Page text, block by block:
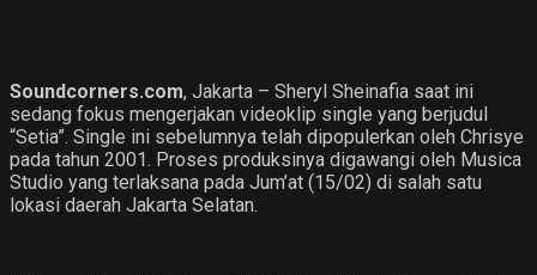
Soundcorners.com, Jakarta – Sheryl Sheinafia saat ini
sedang fokus mengerjakan videoklip single yang berjudul
“Setia”. Single ini sebelumnya telah dipopulerkan oleh Chrisye
pada tahun 2001. Proses produksinya digawangi oleh Musica
Studio yang terlaksana pada Jum’at (15/02) di salah satu
lokasi daerah Jakarta Selatan.